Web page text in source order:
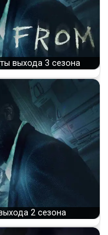
выхода 3 сезона
2 сезона